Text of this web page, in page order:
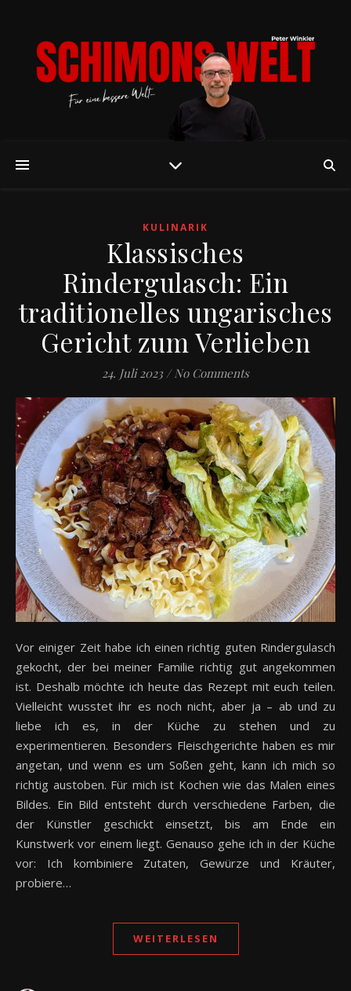
KULINARIK
Klassisches
Rindergulasch: Ein
traditionelles ungarisches
Gericht zum Verlieben
24. Juli 2023 / No Comments
Vor einiger Zeit habe ich einen richtig guten Rindergulasch
gekocht, der bei meiner Familie richtig gut angekommen
ist. Deshalb möchte ich heute das Rezept mit euch teilen.
Vielleicht wusstet ihr es noch nicht, aber ja – ab und zu
liebe ich es, in der Küche zu stehen und zu
experimentieren. Besonders Fleischgerichte haben es mir
angetan, und wenn es um Soßen geht, kann ich mich so
richtig austoben. Für mich ist Kochen wie das Malen eines
Bildes. Ein Bild entsteht durch verschiedene Farben, die
der Künstler geschickt einsetzt, bis am Ende ein
Kunstwerk vor einem liegt. Genauso gehe ich in der Küche
vor: Ich kombiniere Zutaten, Gewürze und Kräuter,
probiere…
WEITERLESEN